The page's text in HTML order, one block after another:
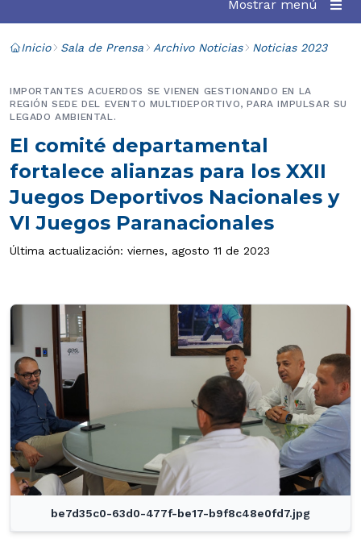
Mostrar menú
Inicio Sala de Prensa Archivo Noticias Noticias 2023
El comité departamental
fortalece alianzas para los XXII
Juegos Deportivos Nacionales y
VI Juegos Paranacionales
IMPORTANTES ACUERDOS SE VIENEN GESTIONANDO EN LA
REGIÓN SEDE DEL EVENTO MULTIDEPORTIVO, PARA IMPULSAR SU
LEGADO AMBIENTAL.
Última actualización: viernes, agosto 11 de 2023
be7d35c0-63d0-477f-be17-b9f8c48e0fd7.jpg